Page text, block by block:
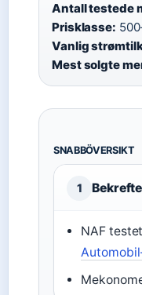
Antall testede
Prisklasse:
Vanlig
Mest solgte
SNABBÖVERSIKT
1
NAF